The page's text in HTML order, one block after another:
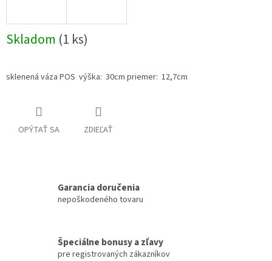
Skladom (1 ks)
sklenená váza POS výška: 30cm priemer: 12,7cm
OPÝTAŤ SA ZDIEĽAŤ
Garancia doručenia
nepoškodeného tovaru
Špeciálne bonusy a zľavy
pre registrovaných zákazníkov